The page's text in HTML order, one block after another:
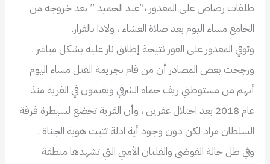
طلقات رصاص على المغدور ،”عبد الحميد ” بعد خروجه من
الجامع مساء اليوم بعد صلاة العشاء ، ولاذا بالفرار.
وتوفي المغدور على الفور نتيجة إطلاق نار عليه بشكل مباشر .
ورجحت بعض المصادر أن من قام بجريمة القتل مساء اليوم
أنهم من مستوطني ريف حماه الشرقي ويقيمون في القرية منذ
عام 2018 بعد احتلال عفرين ، وأن القرية تخضع لسيطرة فرقة
السلطان مراد لكن دون وجود أية ادلة تثبت هوية الجناة .
وفي ظل حالة الفوضى والفلتان الأمني التي تشهدها منطقة